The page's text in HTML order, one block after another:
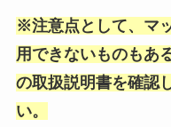
※注意点として、マ
用できないものもあ
の取扱説明書を確認
い。